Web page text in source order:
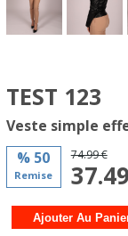
TEST 123
Veste simple
% 50
Remise
74.99 €